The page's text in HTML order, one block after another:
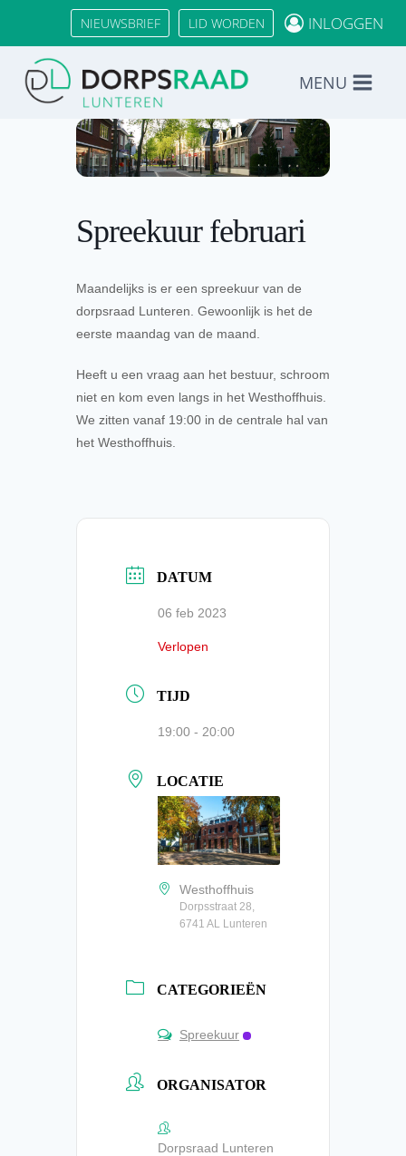
inhoud
NIEUWSBRIEF LID WORDEN INLOGGEN
MENU
Spreekuur februari
Maandelijks is er een spreekuur van de
dorpsraad Lunteren. Gewoonlijk is het de
eerste maandag van de maand.
Heeft u een vraag aan het bestuur, schroom
niet en kom even langs in het Westhoffhuis.
We zitten vanaf 19:00 in de centrale hal van
het Westhoffhuis.
DATUM
06 feb 2023
Verlopen
TIJD
19:00 - 20:00
LOCATIE
Westhoffhuis
Dorpsstraat 28,
6741 AL Lunteren
CATEGORIEËN
Spreekuur
ORGANISATOR
Dorpsraad Lunteren